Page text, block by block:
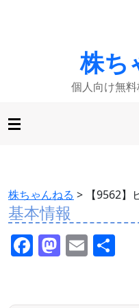
株ち
個人向け無
株ちゃんねる > 【9562
基本情報
F M E